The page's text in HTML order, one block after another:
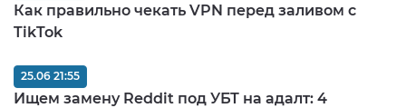
Как правильно чекать VPN перед заливом c
TikTok
Ищем замену Reddit под УБТ на адалт: 4
25.06 21:55